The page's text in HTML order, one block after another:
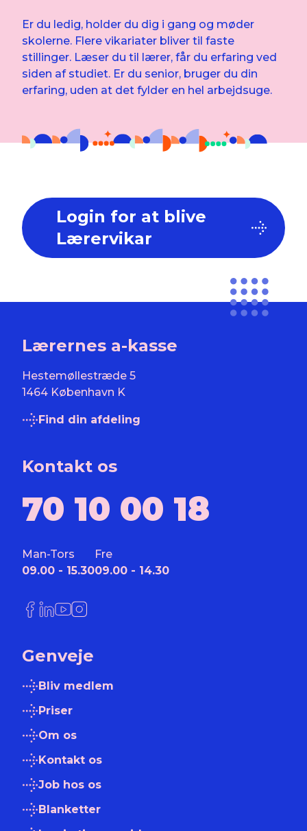
Er du ledig, holder du dig i gang og møder
skolerne. Flere vikariater bliver til faste
stillinger. Læser du til lærer, får du erfaring ved
siden af studiet. Er du senior, bruger du din
erfaring, uden at det fylder en hel arbejdsuge.
Login for at blive
Lærervikar
Lærernes a-kasse
Hestemøllestræde 5
1464 København K
Find din afdeling
Kontakt os
70 10 00 18
Man-Tors
09.00 - 15.30
Fre
09.00 - 14.30
Link til Facebook
Link til LinkedIn
Link til YouTube
Link til Instagram
Genveje
Bliv medlem
Priser
Om os
Kontakt os
Job hos os
Blanketter